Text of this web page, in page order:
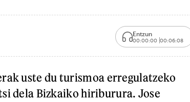
Entzun
00:00:00 00:06:08
uste du turismoa erregulatzeko
dela Bizkaiko hiriburura. Jose